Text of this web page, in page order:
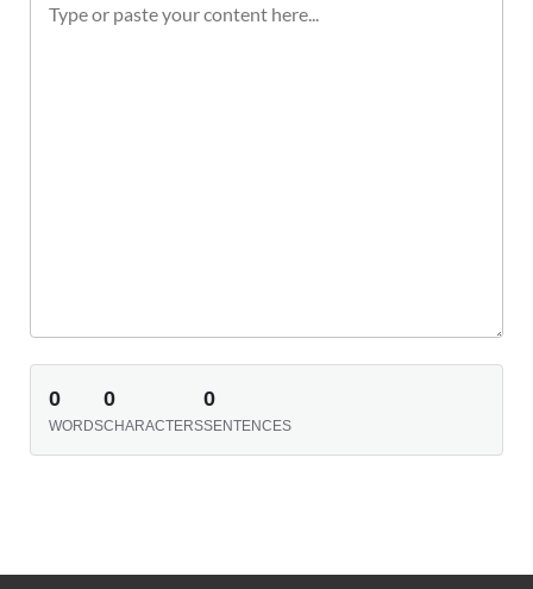
0
WORDS
0
CHARACTERS
0
SENTENCES